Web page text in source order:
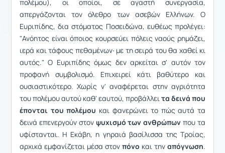
πολέμου), οι οποίοι, σε αγαστή συνεργασία,
απεργάζονται τον όλεθρο των ασεβών Ελλήνων. Ο
Ευριπίδης, δια στόματος Ποσειδώνα, ευθέως προλέγει:
"Ανόητος είναι όποιος κουρσεύει πόλεις ναούς ρημάζει,
ιερά και τάφους πεθαμένων∙ με τη σειρά του θα χαθεί κι
αυτός." Ο Ευριπίδης όμως δεν αρκείται σ' αυτόν τον
προφανή συμβολισμό. Επιχειρεί κάτι βαθύτερο και
ουσιαστικότερο. Χωρίς ν' αναφέρεται στην αγριότητα
του πολέμου αυτού καθ' εαυτού, προβάλλειτα δεινά που
έπονται του πολέμου και φανερώνει το πώς αυτά τα
δεινά επενεργούν στον ψυχισμό των ανθρώπων που τα
υφίστανται. Η Εκάβη, η γηραιά βασίλισσα της Τροίας,
αρχικά εμφανίζεται μέσα στον πόνο και την απόγνωση.